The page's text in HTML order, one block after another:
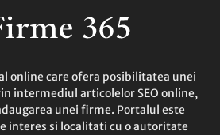
online care ofera posibilitatea unei
intermediul articolelor SEO online,
unei firme. Portalul este
interes si localitati cu o autoritate